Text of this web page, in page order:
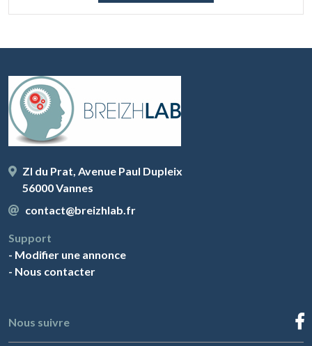
ZI du Prat, Avenue Paul Dupleix
56000 Vannes
contact@breizhlab.fr
Support
- Modifier une annonce
- Nous contacter
Nous suivre